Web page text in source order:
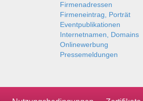
Firmenadressen
Firmeneintrag, Porträt
Eventpublikationen
Internetnamen, Domains
Onlinewerbung
Pressemeldungen